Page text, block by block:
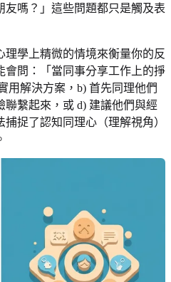
嗎？」這些問題都只是觸及表
學上精微的情境來衡量你的反
會問：「當同事分享工作上的掙
用解決方案，b) 首先同理他們
聯繫起來，或 d) 建議他們與經
捉了認知同理心（理解視角）